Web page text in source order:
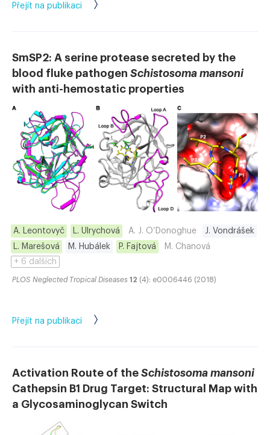
Přejít na publikaci
SmSP2: A serine protease secreted by the
blood fluke pathogen Schistosoma mansoni
with anti-hemostatic properties
A. Leontovyč L. Ulrychová A. J. O’Donoghue
J. Vondrášek
L. Marešová
M. Hubálek P. Fajtová
M. Chanová
+ 6 dalších
PLOS Neglected Tropical Diseases 12 (4): e0006446 (2018)
Přejít na publikaci
Activation Route of the Schistosoma mansoni
Cathepsin B1 Drug Target: Structural Map with
a Glycosaminoglycan Switch